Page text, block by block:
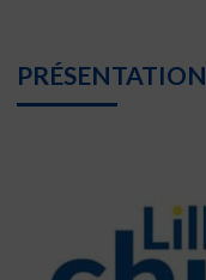
PRÉSENTATION